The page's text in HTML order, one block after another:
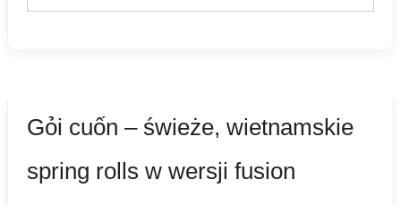
Gỏi cuốn – świeże, wietnamskie
spring rolls w wersji fusion